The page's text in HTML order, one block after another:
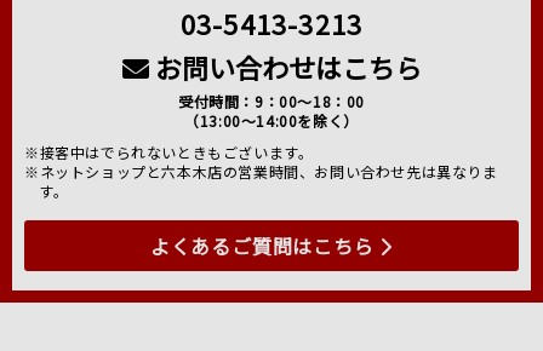
03-5413-3213
お問い合わせはこちら
受付時間：9：00～18：00
（13:00～14:00を除く）
※接客中はでられないときもございます。
※ネットショップと六本木店の営業時間、お問い合わせ先は異なりま
す。
よくあるご質問はこちら